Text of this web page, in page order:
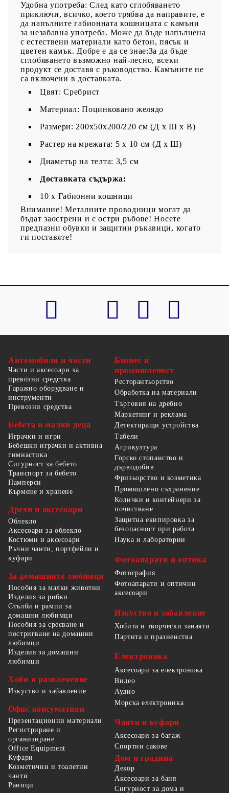
Удобна употреба: След като сглобяването
приключи, всичко, което трябва да направите, е
да напълните габионната кошницата с камъни
за незабавна употреба. Може да бъде напълнена
с естествени материали като бетон, пясък и
цветен камък. Добре е да се знае:За да бъде
сглобяването възможно най-лесно, всеки
продукт се доставя с ръководство. Камъните не
са включени в доставката.
Цвят: Сребрист
Материал: Поцинковано желядо
Размери: 200x50x200/220 см (Д x Ш x В)
Растер на мрежата: 5 x 10 см (Д x Ш)
Диаметър на телта: 3,5 см
Доставката съдържа:
10 х Габионни кошници
Внимание! Металните проводници могат да
бъдат заострени и с остри ръбове! Носете
предпазни обувки и защитни ръкавици, когато
ги поставяте!
Автомобили и части
Части и аксесоари за
превозни средства
Гаражно оборудване и
инструменти
Превозни средства
Бебета и малки деца
Играчки и игри
Бебешки играчки и активна
гимнастика
Сигурност за бебето
Транспорт за бебето
Памперси
Кърмене и хранене
Дрехи и аксесоари
Облекло
Аксесоари за облекло
Костюми и аксесоари
Ръчни чанти, портфейли и
куфари
За домашните любимци
Пособия за малки животни
Изделия за рибки
Стълби и рампи за
домашни любимци
Пособия за сресване и
постригване на домашни
любимци
Изделия за домашни
любимци
Хоби и развлечение
Изкуство и забавление
Офис консумативи
Презентационни материали
Регистриране и
организиране
Office Equipment
Бизнес и
промишленост
Ресторантьорство
Обработка на материали
Търговия на дребно
Маркетинг и реклама
Детектиращи устройства
Табели
Агрикултура
Горско стопанство и
дърводобив
Фризьорство и козметика
Промишлено съхранение
Колички и контейнери за
почистване
Защитна екипировка за
безопасност при работа
Наука и лаборатории
Фотоапарати и оптика
Фотография
Фотоапарати и оптични
аксесоари
Изкуство и забавление
Хобита и творчески занаяти
Партита и празненства
Електроника
Аксесоари за електроника
Видео
Аудио
Морска електроника
Чанти и куфари
Аксесоари за багаж
Спортни сакове
Куфари
Козметични и тоалетни
чанти
Раници
Дом и градина
Декор
Аксесоари за баня
Сигурност за дома и